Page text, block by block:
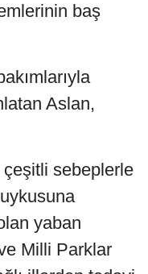
baş
Aslan,
çeşitli sebeplerle
yaban
Milli Parklar